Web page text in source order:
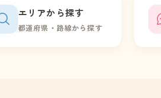
エリアから探す
都道府県・路線から探す